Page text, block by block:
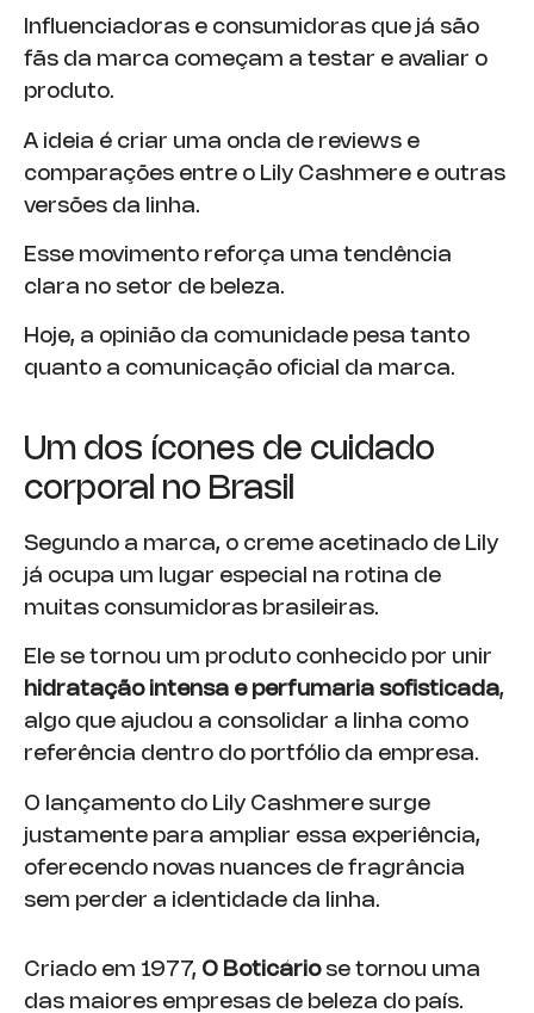
Influenciadoras e consumidoras que já são
fãs da marca começam a testar e avaliar o
produto.
A ideia é criar uma onda de reviews e
comparações entre o Lily Cashmere e outras
versões da linha.
Esse movimento reforça uma tendência
clara no setor de beleza.
Hoje, a opinião da comunidade pesa tanto
quanto a comunicação oficial da marca.
Um dos ícones de cuidado
corporal no Brasil
Segundo a marca, o creme acetinado de Lily
já ocupa um lugar especial na rotina de
muitas consumidoras brasileiras.
Ele se tornou um produto conhecido por unir
hidratação intensa e perfumaria sofisticada,
algo que ajudou a consolidar a linha como
referência dentro do portfólio da empresa.
O lançamento do Lily Cashmere surge
justamente para ampliar essa experiência,
oferecendo novas nuances de fragrância
sem perder a identidade da linha.
Criado em 1977, O Boticáriose tornou uma
das maiores empresas de beleza do país.